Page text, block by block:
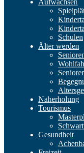
Schulen
Älter werden
Naherholung
Tourismus
Gesundheit